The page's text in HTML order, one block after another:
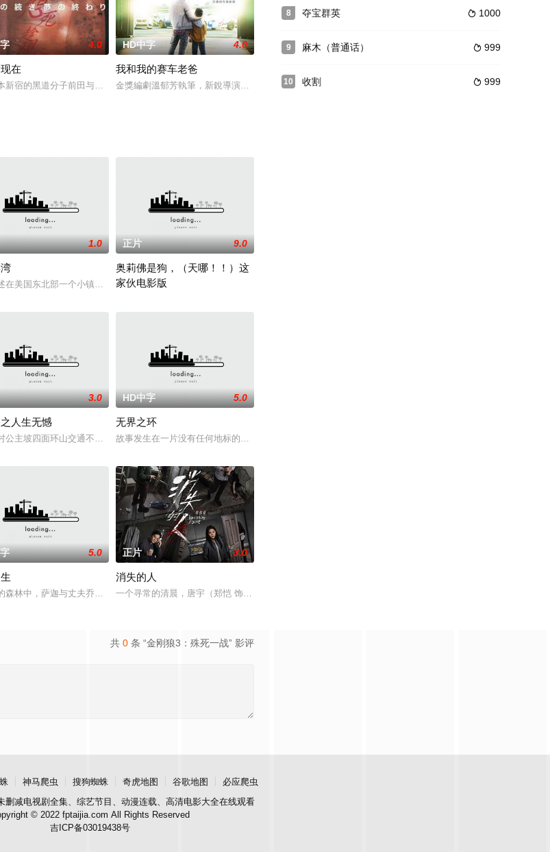
4.0
在
新宿的黑道分子前田与伊藤，在台湾与黑道老大龙哥进行毒品交易时，以阿
HD中字 4.0
我和我的赛车老爸
金獎編劇溫郁芳執筆，新銳導演張書瑋 執導，金獎男星温昇豪搭配童星陳少卉上演
神秘零食，以及人们来到那里展开一
1.0
在美国东北部一个小镇的农场，一个怀抱音乐理想的男孩，在追求爱情与理
正片 9.0
奥莉佛是狗，（天哪！！）这
家伙电影版
化传媒有限公司
3.0
人生无憾
公主坡四面环山交通不便，多为留守老人妇女儿童。退休市文化局干部张乐
HD中字 5.0
无界之环
故事发生在一片没有任何地标的荒漠中。一条铁丝网将两个虚构国家分隔开来，而停
家庭，他们在一个夏天里相识并成为
5.0
森林中，萨迦与丈夫乔恩迎来了为人父母的新篇章。然而萨迦的喜悦被一股
正片 3.0
消失的人
一个寻常的清晨，唐宇（郑恺 饰）的儿子在楼梯间凭空消失；隔壁单元里，独居女
共 0 条 “金刚狼3：殊死一战” 影评
8  1000
夺宝群英
9  999
麻木（普通话）
10  999
收割
神马爬虫 搜狗蜘蛛 奇虎地图 谷歌地图
必应爬虫
删减电视剧全集、综艺节目、动漫连载、高清电影大全在线观看
© 2022 fptaijia.com All Rights Reserved
吉ICP备03019438号